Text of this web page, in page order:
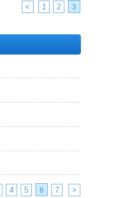
< 1 2 3
4 5 6 7 >